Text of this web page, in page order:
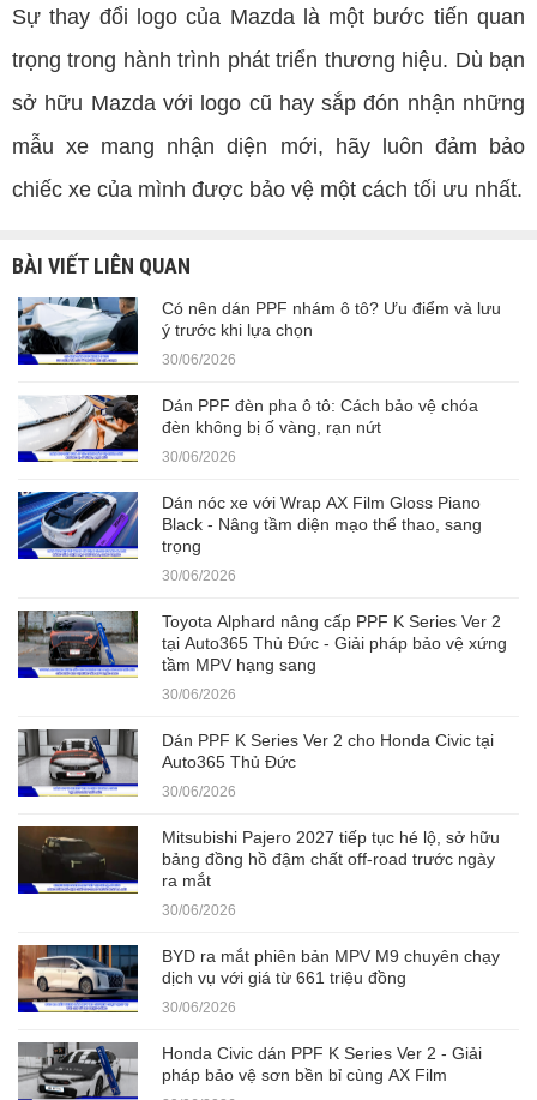
Sự thay đổi logo của Mazda là một bước tiến quan
trọng trong hành trình phát triển thương hiệu. Dù bạn
sở hữu Mazda với logo cũ hay sắp đón nhận những
mẫu xe mang nhận diện mới, hãy luôn đảm bảo
chiếc xe của mình được bảo vệ một cách tối ưu nhất.
BÀI VIẾT LIÊN QUAN
Có nên dán PPF nhám ô tô? Ưu điểm và lưu
ý trước khi lựa chọn
30/06/2026
Dán PPF đèn pha ô tô: Cách bảo vệ chóa
đèn không bị ố vàng, rạn nứt
30/06/2026
Dán nóc xe với Wrap AX Film Gloss Piano
Black - Nâng tầm diện mạo thể thao, sang
trọng
30/06/2026
Toyota Alphard nâng cấp PPF K Series Ver 2
tại Auto365 Thủ Đức - Giải pháp bảo vệ xứng
tầm MPV hạng sang
30/06/2026
Dán PPF K Series Ver 2 cho Honda Civic tại
Auto365 Thủ Đức
30/06/2026
Mitsubishi Pajero 2027 tiếp tục hé lộ, sở hữu
bảng đồng hồ đậm chất off-road trước ngày
ra mắt
30/06/2026
BYD ra mắt phiên bản MPV M9 chuyên chạy
dịch vụ với giá từ 661 triệu đồng
30/06/2026
Honda Civic dán PPF K Series Ver 2 - Giải
pháp bảo vệ sơn bền bỉ cùng AX Film